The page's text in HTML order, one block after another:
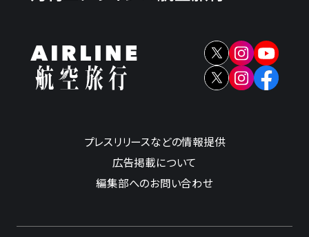
プレスリリースなどの情報提供
広告掲載について
編集部へのお問い合わせ